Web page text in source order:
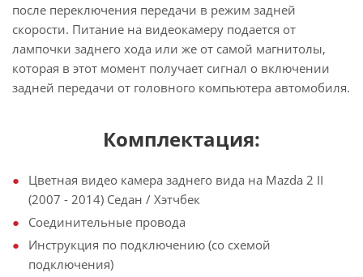
после переключения передачи в режим задней
скорости. Питание на видеокамеру подается от
лампочки заднего хода или же от самой магнитолы,
которая в этот момент получает сигнал о включении
задней передачи от головного компьютера автомобиля.
Комплектация:
Цветная видео камера заднего вида на Mazda 2 II
(2007 - 2014) Седан / Хэтчбек
Соединительные провода
Инструкция по подключению (со схемой
подключения)